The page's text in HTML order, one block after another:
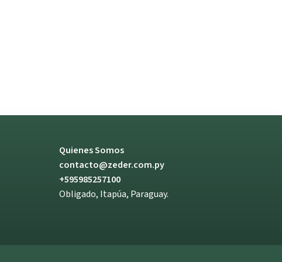
Quienes Somos
contacto@zeder.com.py
+595985257100
Obligado, Itapúa, Paraguay.